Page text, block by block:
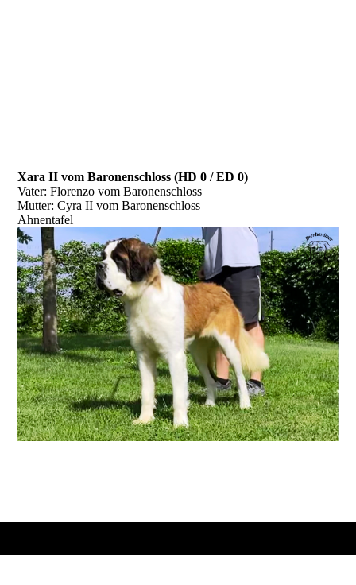
Xara II vom Baronenschloss (HD 0 / ED 0)
Vater: Florenzo vom Baronenschloss
Mutter: Cyra II vom Baronenschloss
Ahnentafel